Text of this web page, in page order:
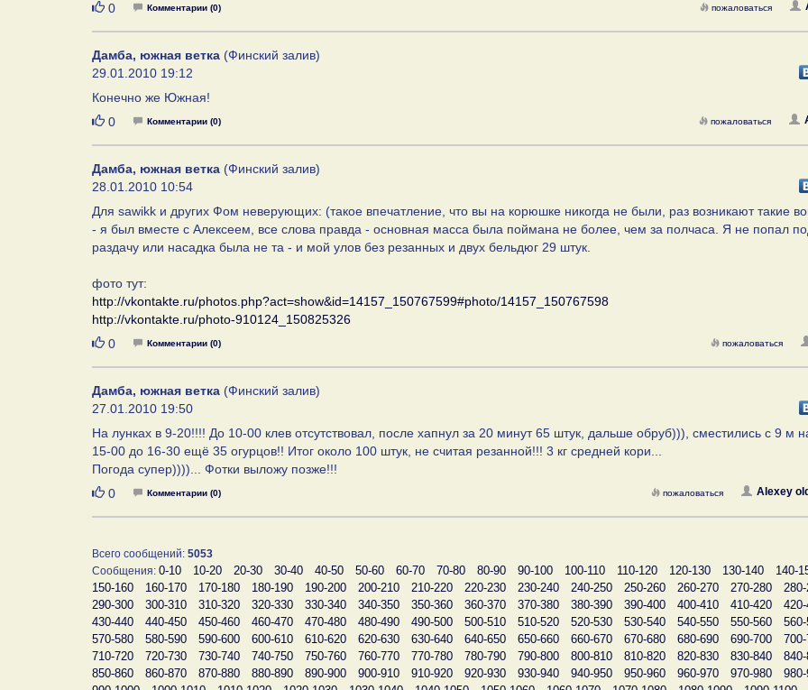
Нравится
0 Комментарии (0) пожаловаться
Дамба, южная ветка (Финский залив)
29.01.2010 19:12
Конечно же Южная!
Нравится
0 Комментарии (0) пожаловаться
Дамба, южная ветка (Финский залив)
28.01.2010 10:54
Для sawikk и других Фом неверующих: (такое впечатление, что вы на корюшке никогда не были, раз возникают такие
- я был вместе с Алексеем, все слова правда - основная масса была поймана не более, чем за полчаса. Я не попал
раздачу или насадка была не та - и мой улов без резанных и двух бельдюг 29 штук.
фото тут:
http://vkontakte.ru/photos.php?act=show&id=14157_150767599#photo/14157_150767598
http://vkontakte.ru/photo-910124_150825326
Нравится
0 Комментарии (0) пожаловаться
Дамба, южная ветка (Финский залив)
27.01.2010 19:50
На лунках в 9-20!!!! До 10-00 клев отсутствовал, после хапнул за 20 минут 65 штук, дальше обруб))), сместились с 9 м
15-00 до 16-30 ещё 35 огурцов!! Итог около 100 штук, не считая резанной!!! 3 кг средней кори...
Погода супер))))... Фотки выложу позже!!!
Нравится
0 Комментарии (0) Alexey
пожаловаться
Всего сообщений: 5053
Сообщения: 0-10 10-20 20-30 30-40 40-50 50-60 60-70 70-80 80-90 90-100 100-110 110-120 120-130 130-140
140-
150-160
160-170 170-180 180-190 190-200 200-210 210-220 220-230 230-240 240-250 250-260 260-270 270-280
290-300
300-310 310-320 320-330 330-340 340-350 350-360 360-370 370-380 380-390 390-400 400-410 410-420
430-440
440-450 450-460 460-470 470-480 480-490 490-500 500-510 510-520 520-530 530-540 540-550 550-560
570-580
580-590 590-600 600-610 610-620 620-630 630-640 640-650 650-660 660-670 670-680 680-690 690-700
710-720
720-730 730-740 740-750 750-760 760-770 770-780 780-790 790-800 800-810 810-820 820-830 830-840
850-860
860-870 870-880 880-890 890-900 900-910 910-920 920-930 930-940 940-950 950-960 960-970 970-980